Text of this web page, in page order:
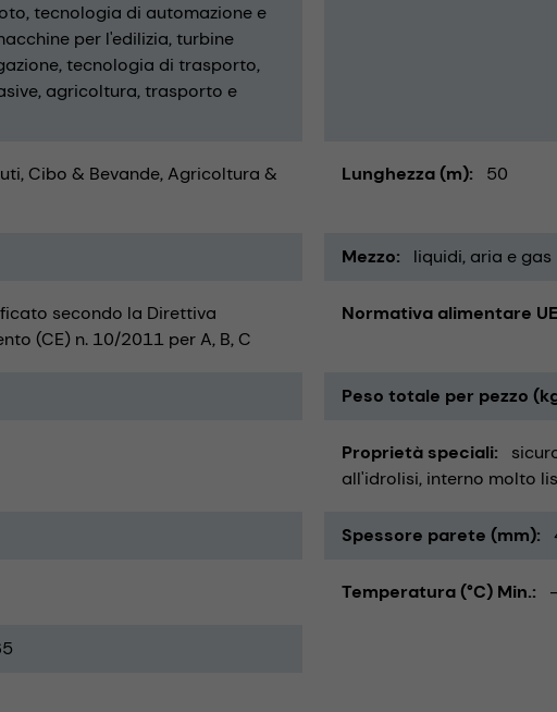
tecnologia di automazione e
per l'edilizia turbine
tecnologia di trasporto
agricoltura trasporto e
Cibo & Bevande Agricoltura &
Lunghezza (m) 50
Mezzo liquidi aria e gas
secondo la Direttiva
(CE) n. 10/2011 per A, B, C
Normativa alimentare
Peso totale per pezzo
Proprietà speciali
all'idrolisi interno molto
Spessore parete (mm)
Temperatura (°C) Min.